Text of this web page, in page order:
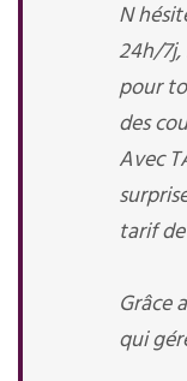
N
24h/7j,
pour
des
Avec
tarif
Grâce
qui